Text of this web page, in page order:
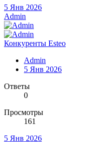
5 Янв 2026
Admin
Конкуренты Esteo
Admin
5 Янв 2026
Ответы
0
Просмотры
161
5 Янв 2026